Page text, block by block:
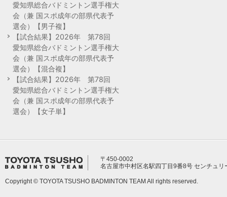
愛知県総合バドミントン選手権大
会（兼 国スポ成年の部県代表予
選会）【男子複】
【試合結果】2026年 第78回
愛知県総合バドミントン選手権大
会（兼 国スポ成年の部県代表予
選会）【混合複】
【試合結果】2026年 第78回
愛知県総合バドミントン選手権大
会（兼 国スポ成年の部県代表予
選会）【女子単】
〒450-0002
名古屋市中村区名駅四丁目9番8号 センチュリ
Copyright © TOYOTA TSUSHO BADMINTON TEAM All rights reserved.